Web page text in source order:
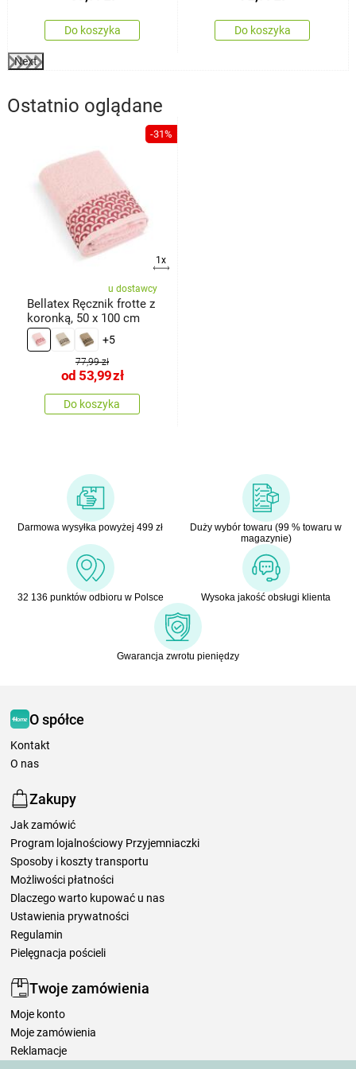
Do koszyka Do koszyka
Next
Ostatnio oglądane
-31%
1x
u dostawcy
Bellatex Ręcznik frotte z
koronką, 50 x 100 cm
+5
77,99 zł
od 53,99zł
Do koszyka
Darmowa wysyłka powyżej 499 zł
Duży wybór towaru (99 % towaru w
magazynie)
32 136 punktów odbioru w Polsce Wysoka jakość obsługi klienta
Gwarancja zwrotu pieniędzy
O spółce
Kontakt
O nas
Zakupy
Jak zamówić
Program lojalnościowy Przyjemniaczki
Sposoby i koszty transportu
Możliwości płatności
Dlaczego warto kupować u nas
Ustawienia prywatności
Regulamin
Pielęgnacja pościeli
Twoje zamówienia
Moje konto
Moje zamówienia
Reklamacje